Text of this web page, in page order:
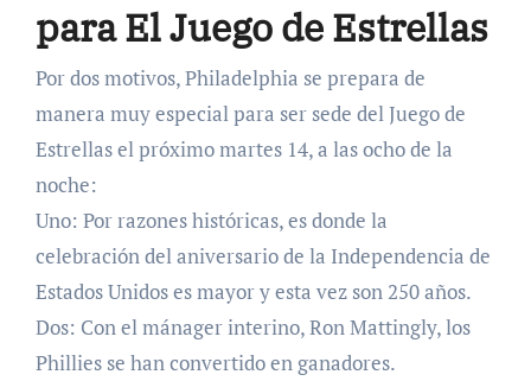
para El Juego de Estrellas
Por dos motivos, Philadelphia se prepara de
manera muy especial para ser sede del Juego de
Estrellas el próximo martes 14, a las ocho de la
noche:
Uno: Por razones históricas, es donde la
celebración del aniversario de la Independencia de
Estados Unidos es mayor y esta vez son 250 años.
Dos: Con el mánager interino, Ron Mattingly, los
Phillies se han convertido en ganadores.